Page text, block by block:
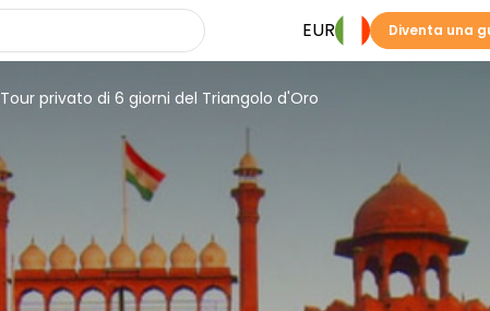
EUR Diventa una
Tour privato di 6 giorni del Triangolo d'Oro